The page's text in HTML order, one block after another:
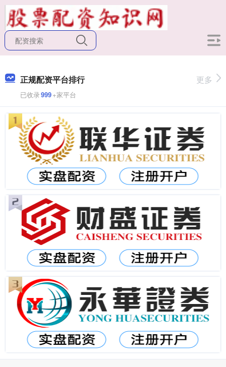
正规配资平台排行
已收录999+家平台
更多